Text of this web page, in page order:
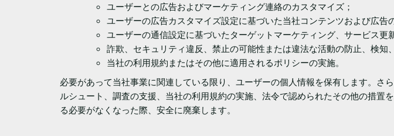
ユーザーとの広告およびマーケティング連絡のカスタマイズ；
ユーザーの広告カスタマイズ設定に基づいた当社コンテンツおよび広告
ユーザーの通信設定に基づいたターゲットマーケティング、サービス更
詐欺、セキュリティ違反、禁止の可能性または違法な活動の防止、検知
当社の利用規約またはその他に適用されるポリシーの実施。
必要があって当社事業に関連している限り、ユーザーの個人情報を保有します。
ルシュート、調査の支援、当社の利用規約の実施、法令で認められたその他の措
る必要がなくなった際、安全に廃棄します。